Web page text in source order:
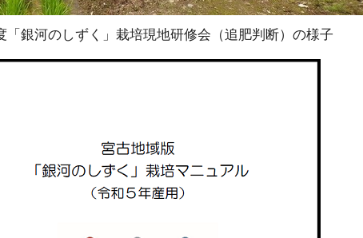
「銀河のしずく」栽培現地研修会（追肥判断）の様子